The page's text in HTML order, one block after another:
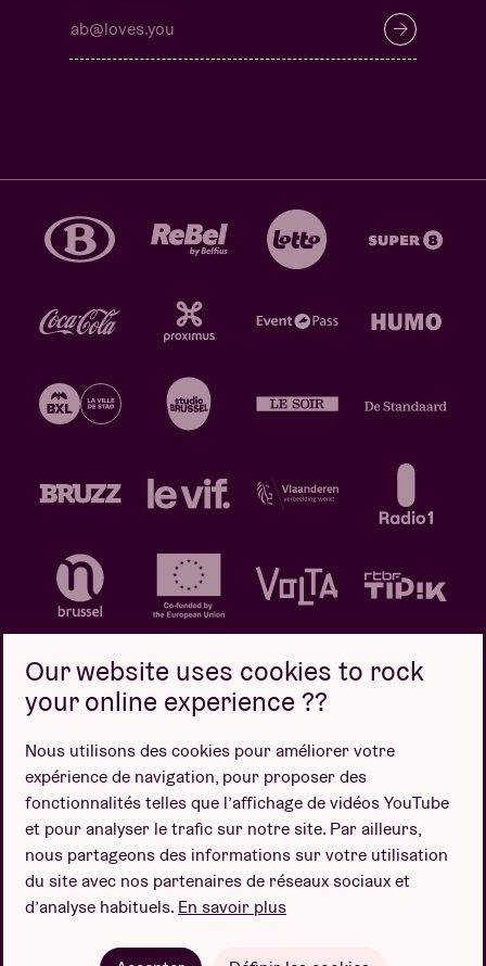
Politique de confidentialité
Politique de cookies
Conditions de vente
Design par
Our website uses cookies to rock
your online experience ??
Nous utilisons des cookies pour améliorer votre
expérience de navigation, pour proposer des
fonctionnalités telles que l’affichage de vidéos YouTube
et pour analyser le trafic sur notre site. Par ailleurs,
nous partageons des informations sur votre utilisation
du site avec nos partenaires de réseaux sociaux et
d’analyse habituels. En savoir plus